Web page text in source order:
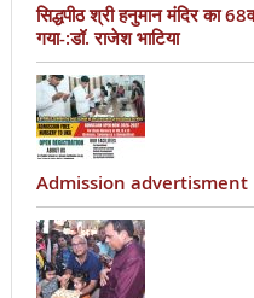
सिद्धपीठ श्री हनुमान मंदिर का
गया-:डॉ. राजेश भाटिया
Admission advertisment